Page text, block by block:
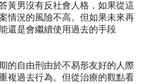
黃男沒有反社會人格，如果從這
情況的風險不高。但如果未來再
還是會繼續使用過去的手段
的自由刑由於不易形友好的人際
複過去行為。但從治療的觀點看